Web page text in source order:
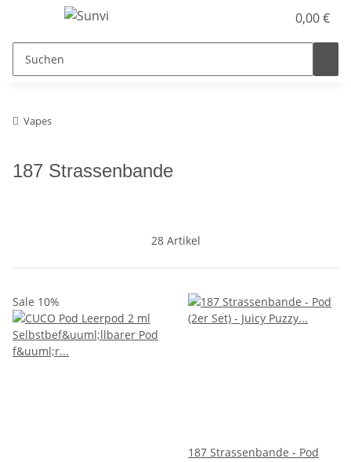
0,00 €
Vapes
187 Strassenbande
28 Artikel
Sale 10%
187 Strassenbande - Pod